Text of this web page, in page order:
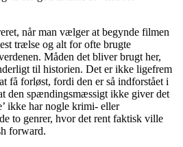
når man vælger at begynde filmen
trælse og alt for ofte brugte
Måden det bliver brugt her,
til historien. Det er ikke ligefrem
få forløst, fordi den er så indforstået i
den spændingsmæssigt ikke giver det
ikke har nogle krimi- eller
to genrer, hvor det rent faktisk ville
forward.